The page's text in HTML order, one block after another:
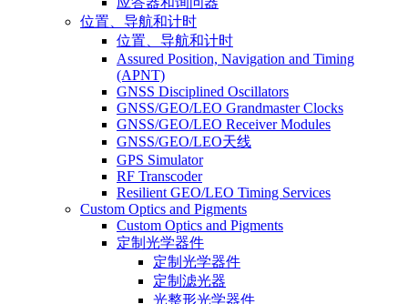
位置、导航和计时
位置、导航和计时
Assured Position, Navigation and Timing
(APNT)
GNSS Disciplined Oscillators
GNSS/GEO/LEO Grandmaster Clocks
GNSS/GEO/LEO Receiver Modules
GNSS/GEO/LEO天线
GPS Simulator
RF Transcoder
Resilient GEO/LEO Timing Services
Custom Optics and Pigments
Custom Optics and Pigments
定制光学器件
定制光学器件
定制滤光器
光整形光学器件